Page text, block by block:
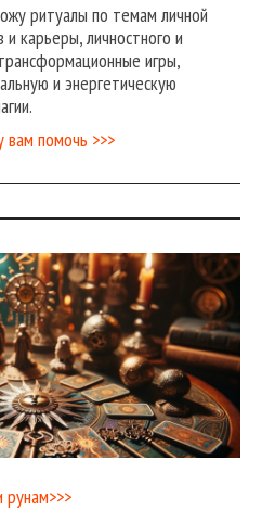
ритуалы по темам личной
карьеры, личностного и
игры,
и энергетическую
помочь >>>
рунам>>>